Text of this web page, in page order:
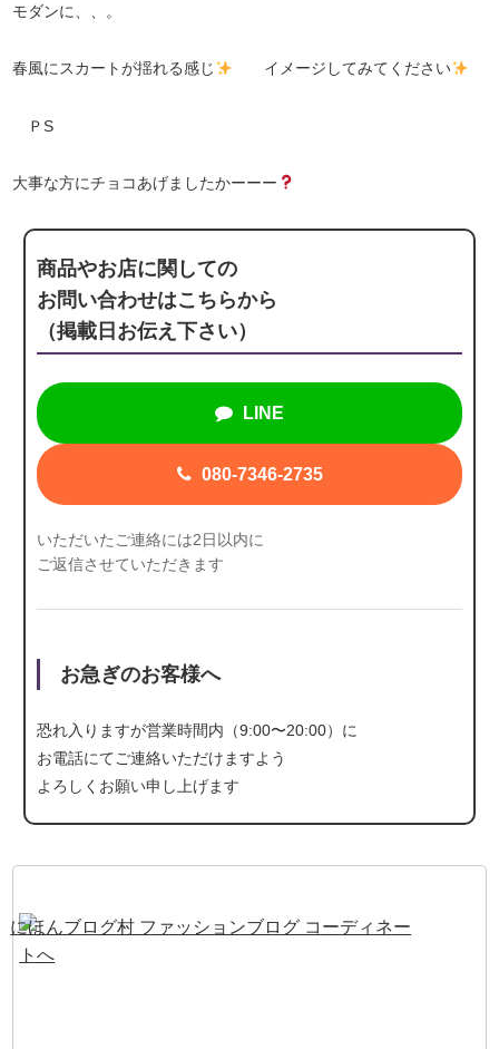
モダンに、、。
春風にスカートが揺れる感じ イメージしてみてください
ＰS
大事な方にチョコあげましたかーーー
商品やお店に関しての
お問い合わせはこちらから
（掲載日お伝え下さい）
LINE
080-7346-2735
いただいたご連絡には2日以内に
ご返信させていただきます
お急ぎのお客様へ
恐れ入りますが営業時間内（9:00〜20:00）に
お電話にてご連絡いただけますよう
よろしくお願い申し上げます